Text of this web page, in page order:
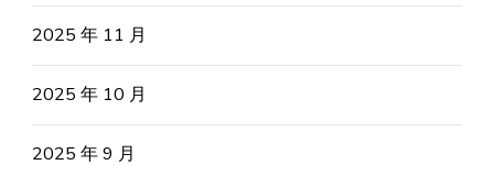
2025 年 11 月
2025 年 10 月
2025 年 9 月